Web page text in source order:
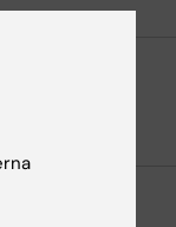
tumör-